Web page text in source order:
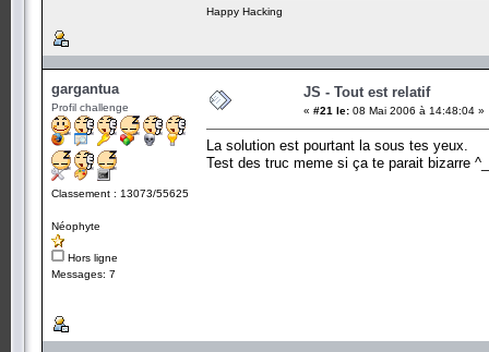
Happy Hacking
gargantua
Profil challenge
Classement : 13073/55625
Néophyte
Hors ligne
Messages: 7
JS - Tout est relatif
« #21 le: 08 Mai 2006 à 14:48:04 »
La solution est pourtant la sous tes yeux.
Test des truc meme si ça te parait bizarre